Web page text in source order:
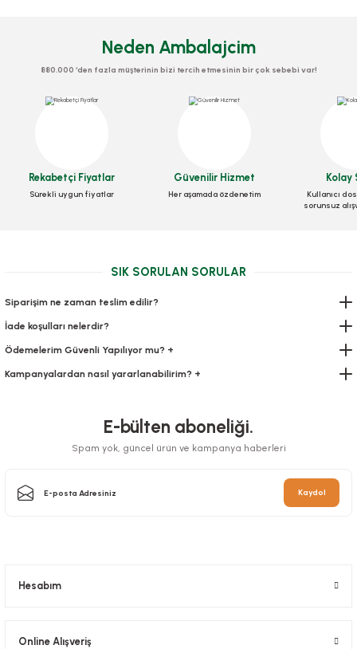
Stok Kodu 0197
Sepete Ekle
Çöp Torbası 65x80 Cm Büyük Boy
Stok Kodu 0202
Neden Ambalajcim
880.000 ‘den fazla müşterinin bizi tercih etmesinin bir çok sebebi var!
Rekabetçi Fiyatlar
Sürekli uygun fiyatlar
Güvenilir Hizmet
Her aşamada özdenetim
Kolay
Kullanıcı
sorunsuz
SIK SORULAN SORULAR
Siparişim ne zaman teslim edilir?
İade koşulları nelerdir?
Ödemelerim Güvenli Yapılıyor mu? +
Kampanyalardan nasıl yararlanabilirim? +
E-bülten aboneliği.
Spam yok, güncel ürün ve kampanya haberleri
Kaydol
Hesabım
Online Alışveriş